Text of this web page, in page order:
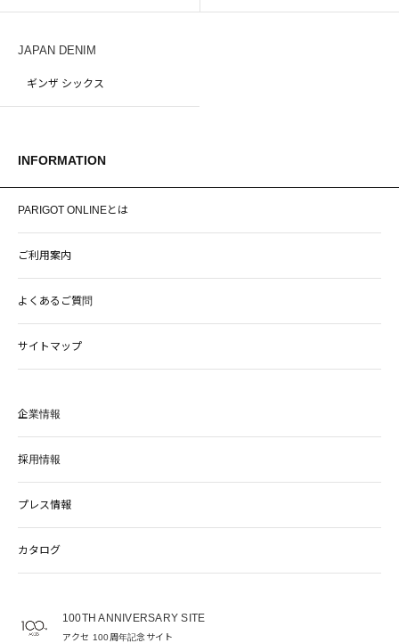
JAPAN DENIM
ギンザ シックス
INFORMATION
PARIGOT ONLINEとは
ご利用案内
よくあるご質問
サイトマップ
企業情報
採用情報
プレス情報
カタログ
100TH ANNIVERSARY SITE
アクセ 100周年記念サイト